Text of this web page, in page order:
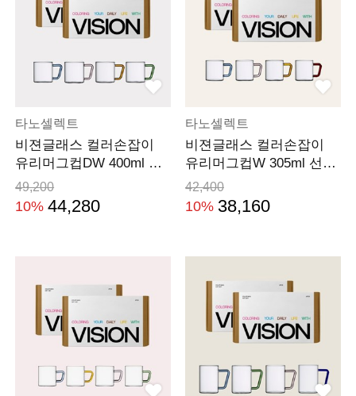
타노셀렉트
비젼글래스 컬러손잡이
유리머그컵DW 400ml 선
물세트(4P)
49,200
10% 44,280
타노셀렉트
비젼글래스 컬러손잡이
유리머그컵W 305ml 선물
세트(4P)
42,400
10% 38,160